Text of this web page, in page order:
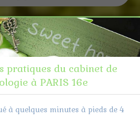
pratiques du cabinet de
à PARIS 16e
à quelques minutes à pieds de 4